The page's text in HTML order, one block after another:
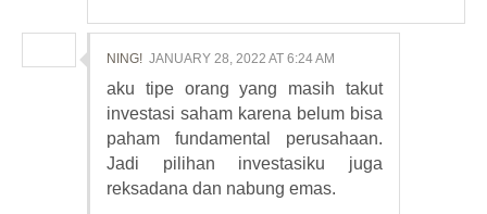
NING! JANUARY 28, 2022 AT 6:24 AM
aku tipe orang yang masih takut
investasi saham karena belum bisa
paham fundamental perusahaan.
Jadi pilihan investasiku juga
reksadana dan nabung emas.